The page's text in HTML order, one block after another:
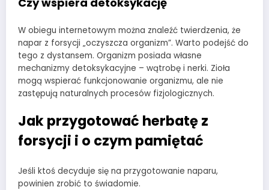
W obiegu internetowym można znaleźć twierdzenia, że
napar z forsycji „oczyszcza organizm”. Warto podejść do
tego z dystansem. Organizm posiada własne
mechanizmy detoksykacyjne – wątrobę i nerki. Zioła
mogą wspierać funkcjonowanie organizmu, ale nie
zastępują naturalnych procesów fizjologicznych.
Jak przygotować herbatę z
forsycji i o czym pamiętać
Jeśli ktoś decyduje się na przygotowanie naparu,
powinien zrobić to świadomie.